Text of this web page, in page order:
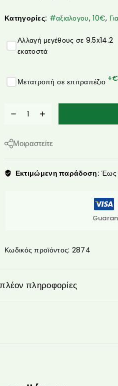
Κατηγορίες: #αξιαλογου,10€,
Αλλαγή μεγέθους σε 9.5x14.2
εκατοστά
Μετατροπή σε επιτραπέζιο +€
Μοιραστείτε
Εκτιμώμενη παράδοση: Έως
Κωδικός προϊόντος: 2874
πληροφορίες